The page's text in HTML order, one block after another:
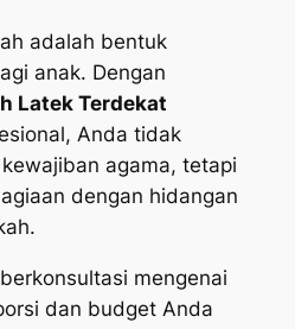
adalah bentuk
anak. Dengan
Latek Terdekat
Anda tidak
agama, tetapi
dengan hidangan
mengenai
dan budget Anda